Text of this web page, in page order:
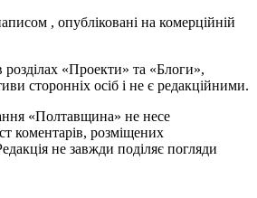
, опубліковані на комерційній
розділах «Проекти» та «Блоги»,
сторонніх осіб і не є редакційними.
«Полтавщина» не несе
коментарів, розміщених
не завжди поділяє погляди